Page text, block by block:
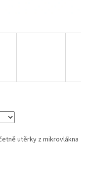
utěrky z mikrovlákna